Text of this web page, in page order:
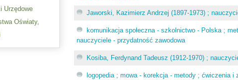
Urzędowe
Oświaty,
Jaworski, Kazimierz Andrzej (1897-1973) ;
komunikacja społeczna - szkolnictwo - Polska ;
nauczyciele - przydatność zawodowa
Kosiba, Ferdynand Tadeusz (1912-1970) ;
logopedia ; mowa - korekcja - metody ; ćwiczenia i